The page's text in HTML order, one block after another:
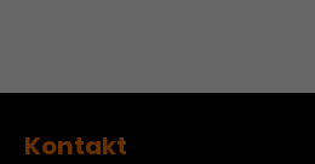
Name IDE
Anbieter
Kontakt